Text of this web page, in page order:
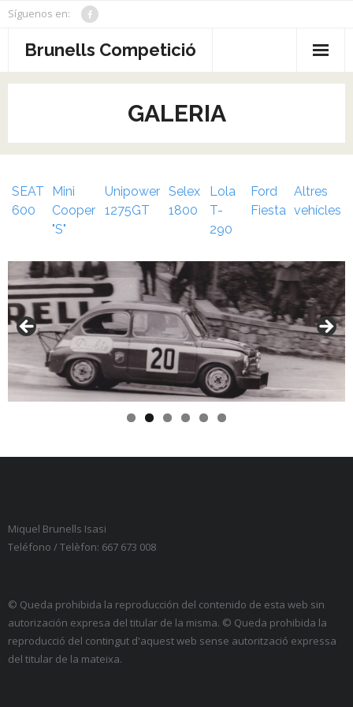
Skip
content
Síguenos en:
Brunells Competició
Inici
Biografia
Palmarès
Rèpliques
Galeria
Sobre
Contacte
Idioma:
- <img src="https://brunellscompeticio.com/wp-
content/plugins/qtranslate-x/flags/es.png"
- <img src="https://brunellscompeticio.com/wp-
GALERIA
SEAT
600
Mini
Cooper
"S"
Unipower
1275GT
Selex
1800
Lola
T-
290
Ford
Fiesta
Altres
vehícles
Miquel Brunells Isasi
Teléfono / Telèfon: 667 673 008
© Queda prohibida la reproducción del contenido de esta web sin
autorización expresa del titular de la misma. © Queda prohibida la
reproducció del contingut d'aquest web sense autorització expressa
del titular de la mateixa.